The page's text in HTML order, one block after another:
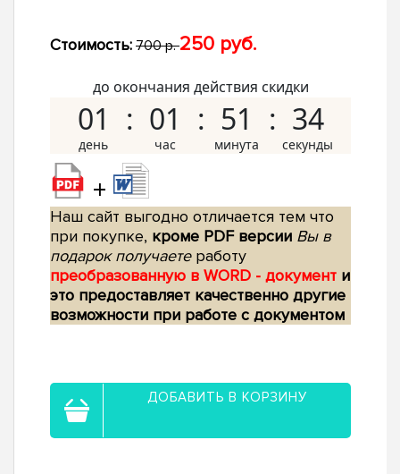
Стоимость: 700 р.250 руб.
до окончания действия скидки
01 01 51 33
+
Наш сайт выгодно отличается тем что
при покупке, кроме PDF версии Вы в
подарок получаетеработу
преобразованную в WORD - документ и
это предоставляет качественно другие
возможности при работе с документом
ДОБАВИТЬ В КОРЗИНУ